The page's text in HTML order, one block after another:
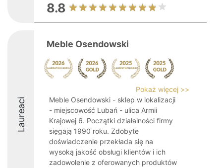
8.8
Laureaci
Meble Osendowski
Pokaż więcej >>
Meble Osendowski - sklep w lokalizacji
- miejscowość Lubań - ulica Armii
Krajowej 6. Początki działalności firmy
sięgają 1990 roku. Zdobyte
doświadczenie przekłada się na
wysoką jakość obsługi klientów i ich
zadowolenie z oferowanych produktów